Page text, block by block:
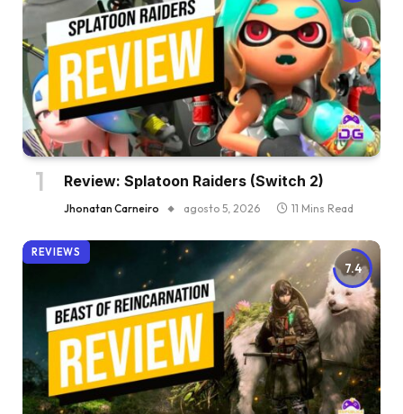
Review: Splatoon Raiders (Switch 2)
Jhonatan Carneiro agosto 5, 2026 11 Mins Read
7.4
REVIEWS